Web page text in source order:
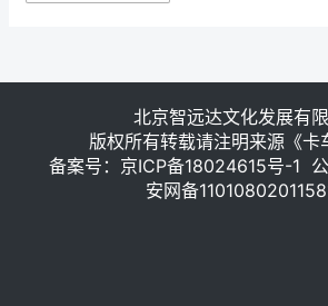
北京智远达文化发展有
版权所有转载请注明来源《卡
备案号： 京ICP备18024615号-1
安网备